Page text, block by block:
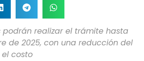
podrán realizar el trámite hasta
de 2025, con una reducción del
costo